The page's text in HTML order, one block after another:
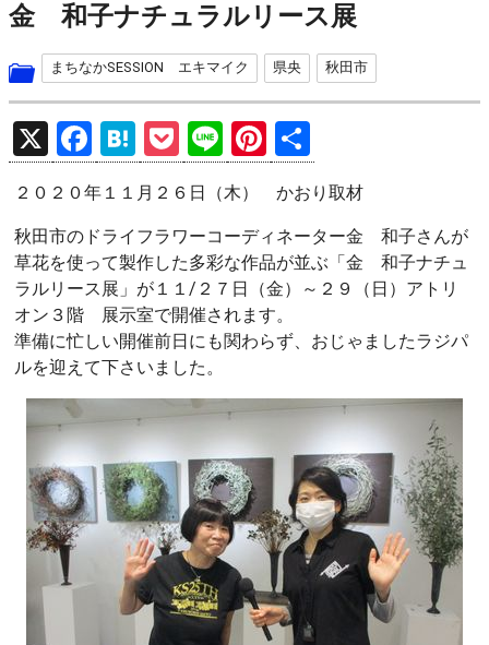
金 和子ナチュラルリース展
まちなかSESSION エキマイク 県央 秋田市
X
F
a
ce
b
o
o
k
H
at
e
n
a
P
o
ck
et
Li
n
e
Pi
nt
er
es
t
有
２０２０年１１月２６日（木） かおり取材
秋田市のドライフラワーコーディネーター金 和子さんが
草花を使って製作した多彩な作品が並ぶ「金 和子ナチュ
ラルリース展」が１１/２７日（金）～２９（日）アトリ
オン３階 展示室で開催されます。
準備に忙しい開催前日にも関わらず、おじゃましたラジパ
ルを迎えて下さいました。